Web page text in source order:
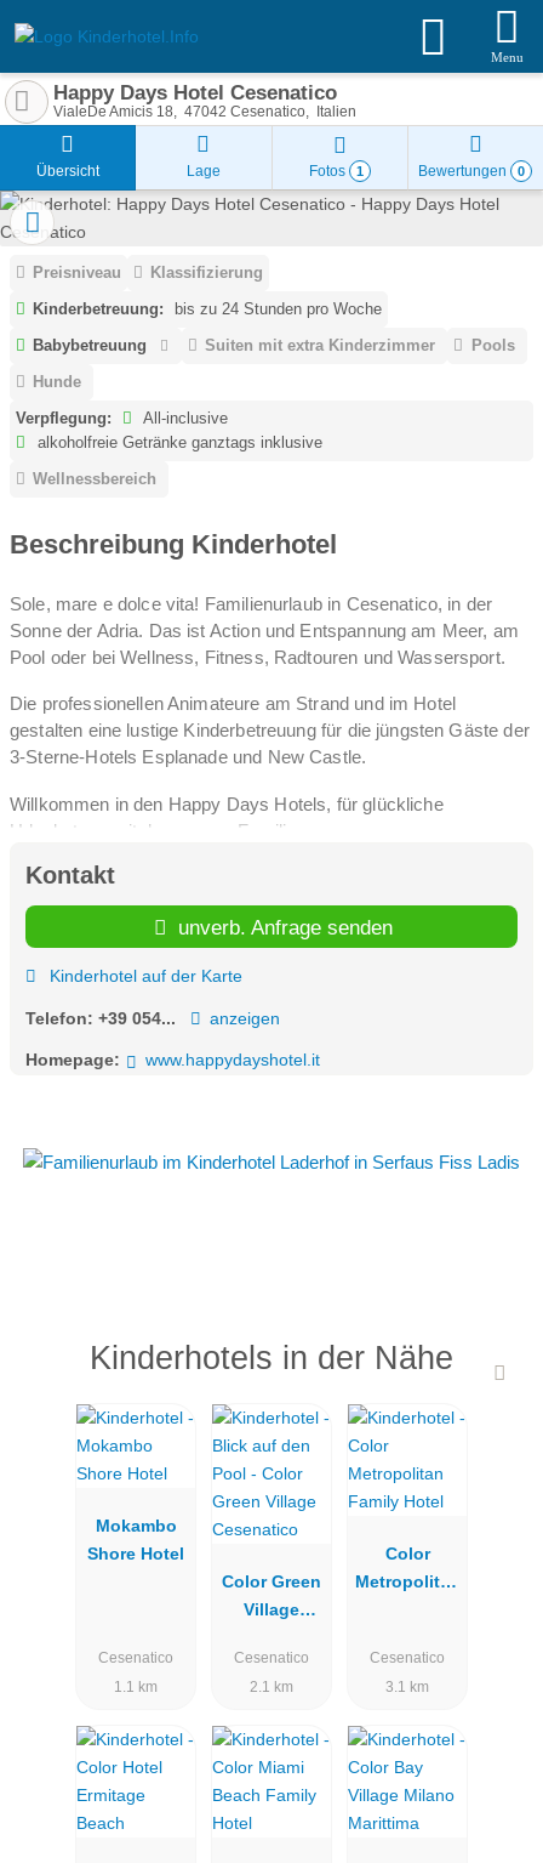
Menu
Happy Days Hotel Cesenatico
VialeDe Amicis 18 47042 Cesenatico Italien
Übersicht Lage Fotos 1 Bewertungen 0
Preisniveau
Klassifizierung
Kinderbetreuung:
bis zu 24 Stunden pro Woche
Babybetreuung
Suiten mit extra Kinderzimmer
Pools
Hunde
Verpflegung:
All-inclusive
alkoholfreie Getränke ganztags inklusive
Wellnessbereich
Beschreibung Kinderhotel
Sole, mare e dolce vita! Familienurlaub in Cesenatico, in der
Sonne der Adria. Das ist Action und Entspannung am Meer, am
Pool oder bei Wellness, Fitness, Radtouren und Wassersport.
Die professionellen Animateure am Strand und im Hotel
gestalten eine lustige Kinderbetreuung für die jüngsten Gäste der
3-Sterne-Hotels Esplanade und New Castle.
Willkommen in den Happy Days Hotels, für glückliche
Urlaubstage mit der ganzen Familie.
Kontakt
unverb. Anfrage senden
Kinderhotel auf der Karte
Telefon: +39 054... anzeigen
Homepage: www.happydayshotel.it
Kinderhotels in der Nähe
Mokambo
Shore Hotel
Cesenatico
1.1 km
Color Green
Village
Cesenatico
2.1 km
Color
Metropolitan
Cesenatico
3.1 km